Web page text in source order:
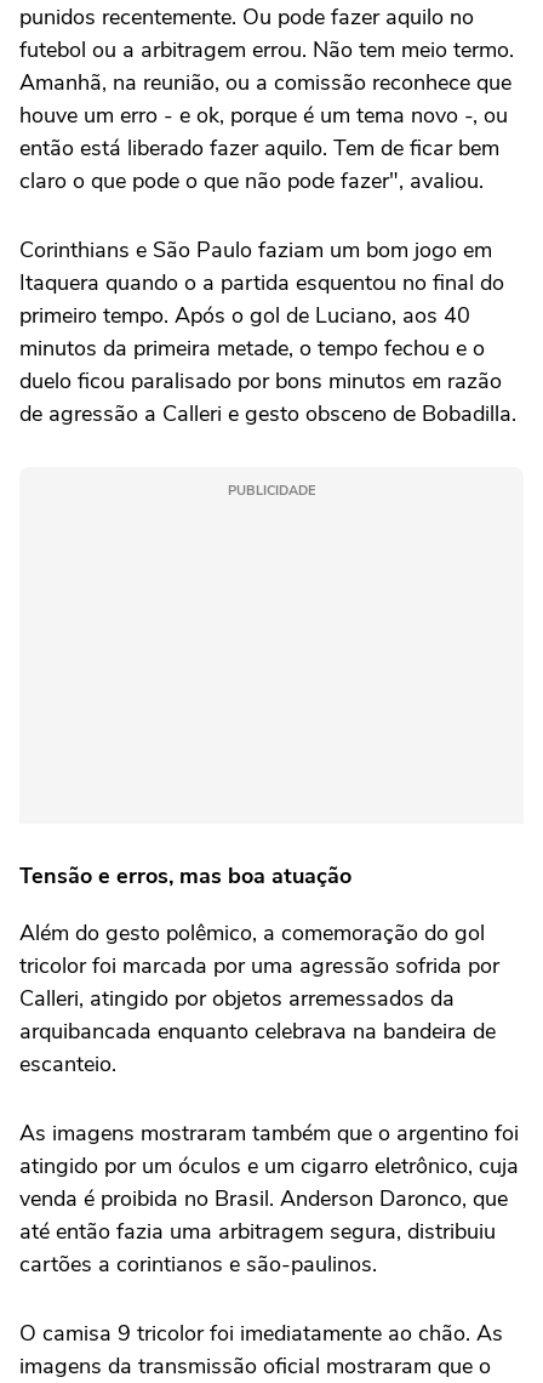
punidos recentemente. Ou pode fazer aquilo no
futebol ou a arbitragem errou. Não tem meio termo.
Amanhã, na reunião, ou a comissão reconhece que
houve um erro - e ok, porque é um tema novo -, ou
então está liberado fazer aquilo. Tem de ficar bem
claro o que pode o que não pode fazer", avaliou.
Corinthians e São Paulo faziam um bom jogo em
Itaquera quando o a partida esquentou no final do
primeiro tempo. Após o gol de Luciano, aos 40
minutos da primeira metade, o tempo fechou e o
duelo ficou paralisado por bons minutos em razão
de agressão a Calleri e gesto obsceno de Bobadilla.
PUBLICIDADE
Tensão e erros, mas boa atuação
Além do gesto polêmico, a comemoração do gol
tricolor foi marcada por uma agressão sofrida por
Calleri, atingido por objetos arremessados da
arquibancada enquanto celebrava na bandeira de
escanteio.
As imagens mostraram também que o argentino foi
atingido por um óculos e um cigarro eletrônico, cuja
venda é proibida no Brasil. Anderson Daronco, que
até então fazia uma arbitragem segura, distribuiu
cartões a corintianos e são-paulinos.
O camisa 9 tricolor foi imediatamente ao chão. As
imagens da transmissão oficial mostraram que o